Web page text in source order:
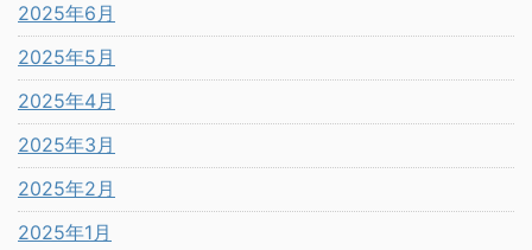
2025年6月
2025年5月
2025年4月
2025年3月
2025年2月
2025年1月